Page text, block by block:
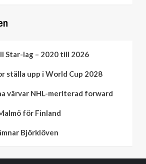
Star-lag – 2020 till 2026
ställa upp i World Cup 2028
värvar NHL-meriterad forward
för Finland
Björklöven